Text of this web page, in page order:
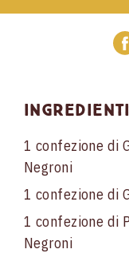
Ingredienti
1 confezione di
Negroni
1 confezione di
1 confezione di
Negroni